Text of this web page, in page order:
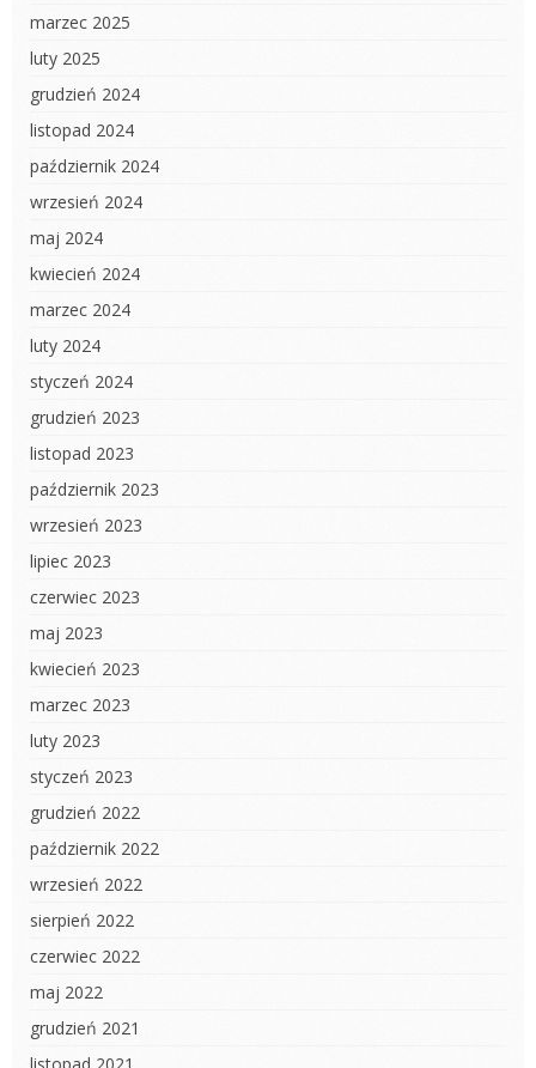
marzec 2025
luty 2025
grudzień 2024
listopad 2024
październik 2024
wrzesień 2024
maj 2024
kwiecień 2024
marzec 2024
luty 2024
styczeń 2024
grudzień 2023
listopad 2023
październik 2023
wrzesień 2023
lipiec 2023
czerwiec 2023
maj 2023
kwiecień 2023
marzec 2023
luty 2023
styczeń 2023
grudzień 2022
październik 2022
wrzesień 2022
sierpień 2022
czerwiec 2022
maj 2022
grudzień 2021